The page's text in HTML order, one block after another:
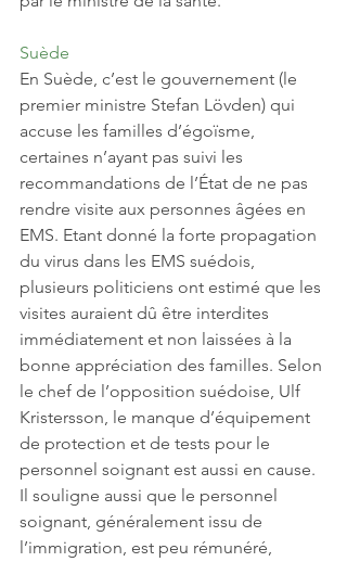
Suède
En Suède, c’est le gouvernement (le
premier ministre Stefan Lövden) qui
accuse les familles d’égoïsme,
certaines n’ayant pas suivi les
recommandations de l’État de ne pas
rendre visite aux personnes âgées en
EMS. Etant donné la forte propagation
du virus dans les EMS suédois,
plusieurs politiciens ont estimé que les
visites auraient dû être interdites
immédiatement et non laissées à la
bonne appréciation des familles. Selon
le chef de l’opposition suédoise, Ulf
Kristersson, le manque d’équipement
de protection et de tests pour le
personnel soignant est aussi en cause.
Il souligne aussi que le personnel
soignant, généralement issu de
l’immigration, est peu rémunéré,